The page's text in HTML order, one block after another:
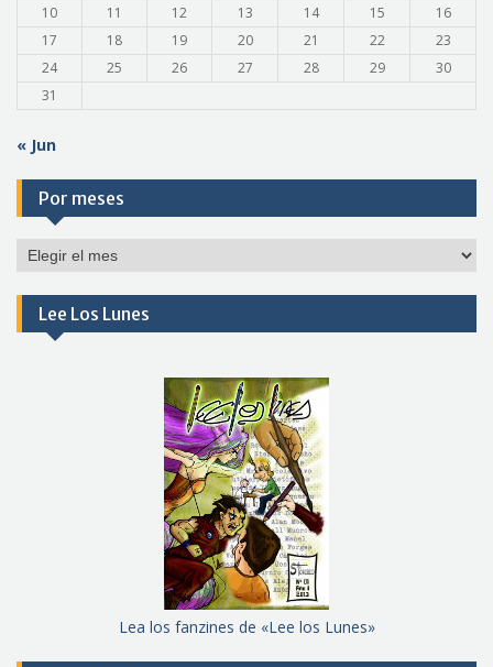
10
11 12 13 14 15
16
17
18 19 20 21 22
23
24
25 26 27 28 29
30
31
« Jun
Por meses
Por
Lee Los Lunes
Lea los fanzines de «Lee los Lunes»